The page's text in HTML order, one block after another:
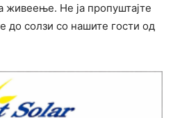
живеење. Не ја пропуштајте
до солзи со нашите гости од